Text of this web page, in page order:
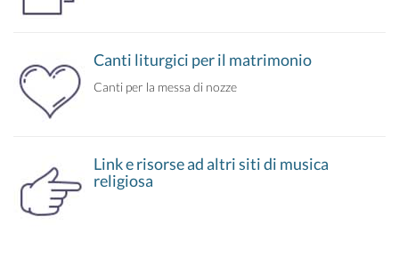
Canti liturgici per il matrimonio
Canti per la messa di nozze
Link e risorse ad altri siti di musica
religiosa